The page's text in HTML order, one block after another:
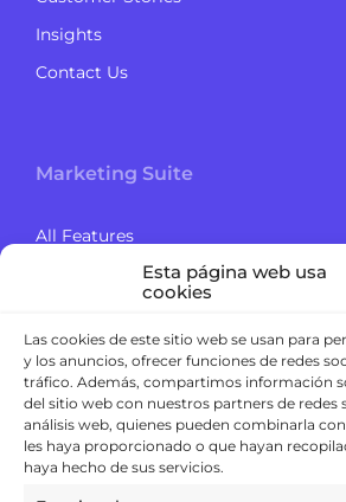
Esta página web usa
cookies
Las cookies de este sitio web se usan para
y los anuncios, ofrecer funciones de redes
tráfico. Además, compartimos información
del sitio web con nuestros partners de redes
análisis web, quienes pueden combinarla
les haya proporcionado o que hayan
haya hecho de sus servicios.
Insights
Contact Us
Marketing Suite
All Features
Offer management
Data Journey
Computer Vision